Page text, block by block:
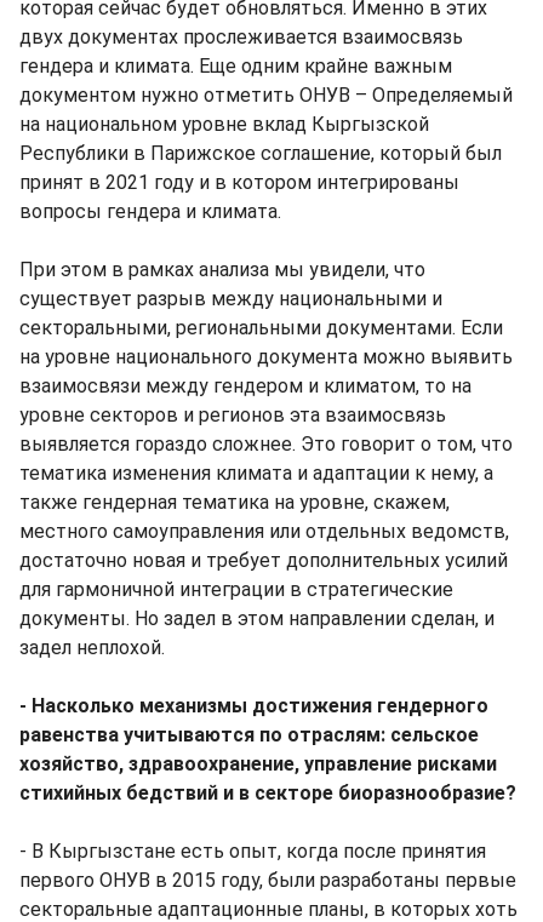
которая сейчас будет обновляться. Именно в этих
двух документах прослеживается взаимосвязь
гендера и климата. Еще одним крайне важным
документом нужно отметить ОНУВ – Определяемый
на национальном уровне вклад Кыргызской
Республики в Парижское соглашение, который был
принят в 2021 году и в котором интегрированы
вопросы гендера и климата.
При этом в рамках анализа мы увидели, что
существует разрыв между национальными и
секторальными, региональными документами. Если
на уровне национального документа можно выявить
взаимосвязи между гендером и климатом, то на
уровне секторов и регионов эта взаимосвязь
выявляется гораздо сложнее. Это говорит о том, что
тематика изменения климата и адаптации к нему, а
также гендерная тематика на уровне, скажем,
местного самоуправления или отдельных ведомств,
достаточно новая и требует дополнительных усилий
для гармоничной интеграции в стратегические
документы. Но задел в этом направлении сделан, и
задел неплохой.
- Насколько механизмы достижения гендерного
равенства учитываются по отраслям: сельское
хозяйство, здравоохранение, управление рисками
стихийных бедствий и в секторе биоразнообразие?
- В Кыргызстане есть опыт, когда после принятия
первого ОНУВ в 2015 году, были разработаны первые
секторальные адаптационные планы, в которых хоть